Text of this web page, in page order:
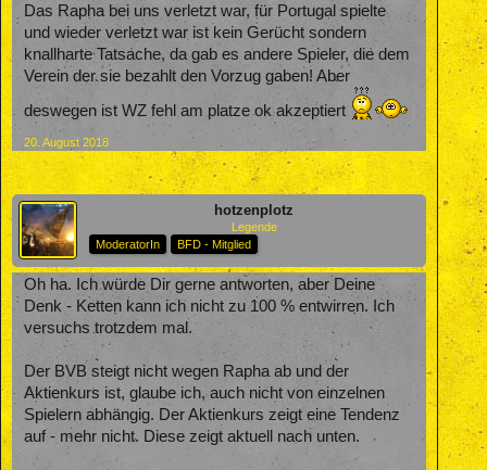
Das Rapha bei uns verletzt war, für Portugal spielte
und wieder verletzt war ist kein Gerücht sondern
knallharte Tatsache, da gab es andere Spieler, die dem
Verein der sie bezahlt den Vorzug gaben! Aber
deswegen ist WZ fehl am platze ok akzeptiert
20. August 2018
hotzenplotz
Legende
ModeratorIn
BFD - Mitglied
Oh ha. Ich würde Dir gerne antworten, aber Deine
Denk - Ketten kann ich nicht zu 100 % entwirren. Ich
versuchs trotzdem mal.
Der BVB steigt nicht wegen Rapha ab und der
Aktienkurs ist, glaube ich, auch nicht von einzelnen
Spielern abhängig. Der Aktienkurs zeigt eine Tendenz
auf - mehr nicht. Diese zeigt aktuell nach unten.